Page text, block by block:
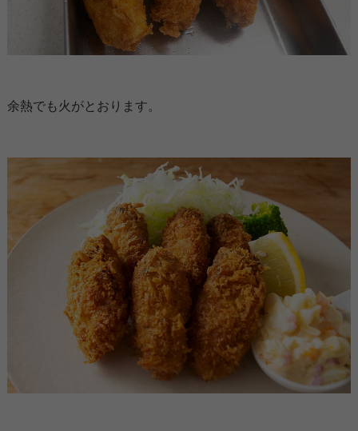
余熱でも火がとおります。